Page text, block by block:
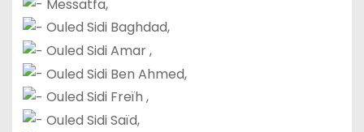
Messatfa,
Ouled Sidi Baghdad,
Ouled Sidi Amar ,
Ouled Sidi Ben Ahmed,
Ouled Sidi Freïh ,
Ouled Sidi Saïd,